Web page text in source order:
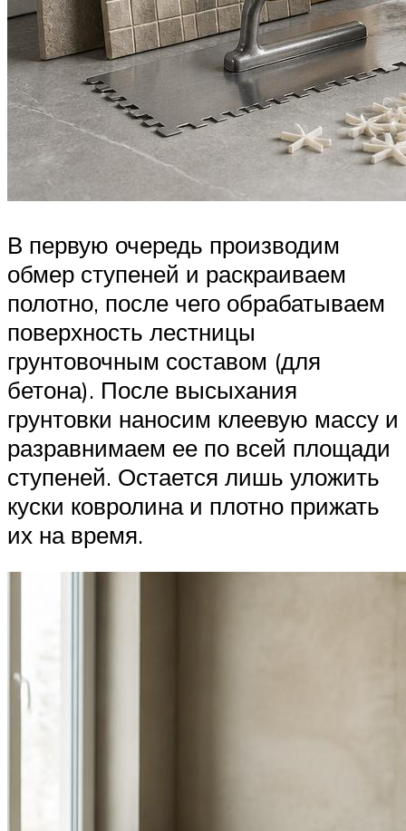
В первую очередь производим
обмер ступеней и раскраиваем
полотно, после чего обрабатываем
поверхность лестницы
грунтовочным составом (для
бетона). После высыхания
грунтовки наносим клеевую массу и
разравнимаем ее по всей площади
ступеней. Остается лишь уложить
куски ковролина и плотно прижать
их на время.